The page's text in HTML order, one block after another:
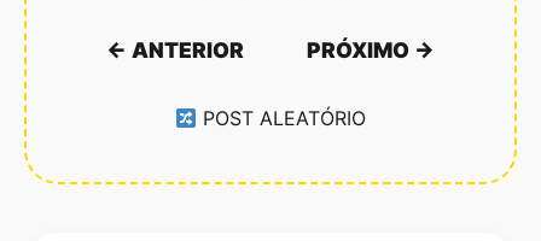
← ANTERIOR PRÓXIMO →
POST ALEATÓRIO